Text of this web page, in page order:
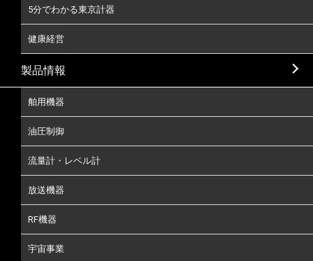
5分でわかる東京計器
健康経営
製品情報
舶用機器
油圧制御
流量計・レベル計
放送機器
RF機器
宇宙事業